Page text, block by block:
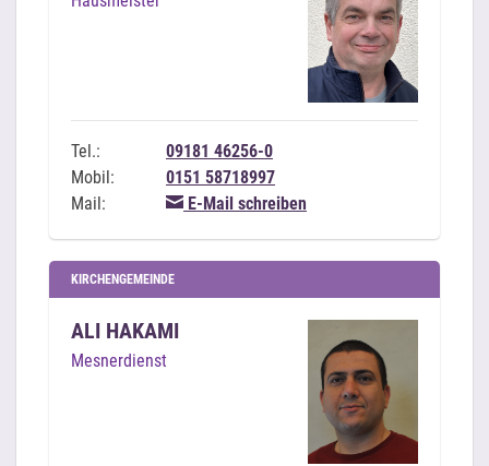
Tel.:
09181 46256-0
Mobil:
0151 58718997
Mail:
E-Mail schreiben
KIRCHENGEMEINDE
ALI HAKAMI
Mesnerdienst